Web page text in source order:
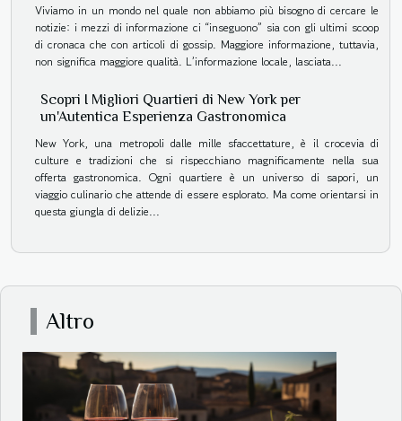
Viviamo in un mondo nel quale non abbiamo più bisogno di cercare le
notizie: i mezzi di informazione ci “inseguono” sia con gli ultimi scoop
di cronaca che con articoli di gossip. Maggiore informazione, tuttavia,
non significa maggiore qualità. L’informazione locale, lasciata...
Scopri I Migliori Quartieri di New York per
un'Autentica Esperienza Gastronomica
New York, una metropoli dalle mille sfaccettature, è il crocevia di
culture e tradizioni che si rispecchiano magnificamente nella sua
offerta gastronomica. Ogni quartiere è un universo di sapori, un
viaggio culinario che attende di essere esplorato. Ma come orientarsi in
questa giungla di delizie...
Altro